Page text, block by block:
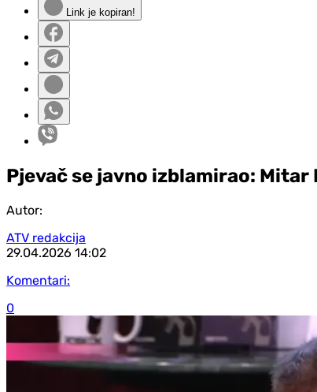
Link je kopiran!
Pjevač se javno izblamirao: Mitar
Autor:
ATV redakcija
29.04.2026 14:02
Komentari:
0